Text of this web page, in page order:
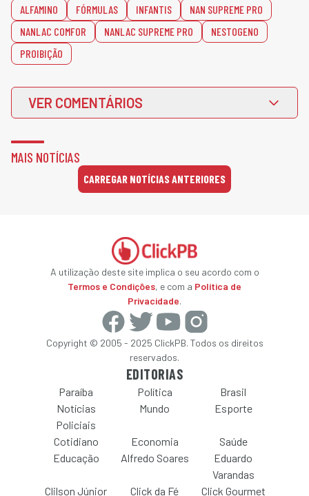
ALFAMINO FÓRMULAS INFANTIS
NAN SUPREME PRO
NANLAC COMFOR
NANLAC SUPREME PRO
NESTOGENO
PROIBIÇÃO
VER COMENTÁRIOS
MAIS NOTÍCIAS
CARREGAR NOTÍCIAS ANTERIORES
A utilização deste site implica o seu acordo com o
Termos e Condições, e com a Política de
Privacidade.
Copyright © 2005 - 2025 ClickPB. Todos os direitos
reservados.
EDITORIAS
Paraíba Política
Brasil
Notícias
Policiais
Mundo Esporte
Cotidiano Economia
Saúde
Educação
Alfredo Soares
Eduardo
Varandas
Clilson Júnior
Click da Fé Click Gourmet